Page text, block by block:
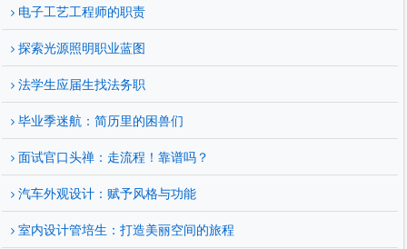
电子工艺工程师的职责
探索光源照明职业蓝图
法学生应届生找法务职
毕业季迷航：简历里的困兽们
面试官口头禅：走流程！靠谱吗？
汽车外观设计：赋予风格与功能
室内设计管培生：打造美丽空间的旅程